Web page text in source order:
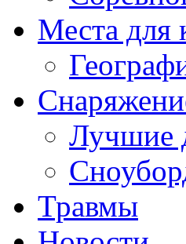
Места для
Лучшие
Травмы